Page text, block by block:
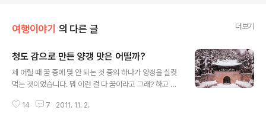
여행이야기 의 다른 글 더보기
청도 감으로 만든 양갱 맛은 어떨까?
제 어릴 때 꿈 중에 몇 안 되는 것 중의 하나가 양갱을 실컷
먹는 것이었습니다. 뭐 이런 걸 다 꿈이라고 그래? 하고 핀
있는 걸 마음껏 먹는 게 대부분이었습니다. 흔히들 꿈 하면
14 7 2011. 11. 2.